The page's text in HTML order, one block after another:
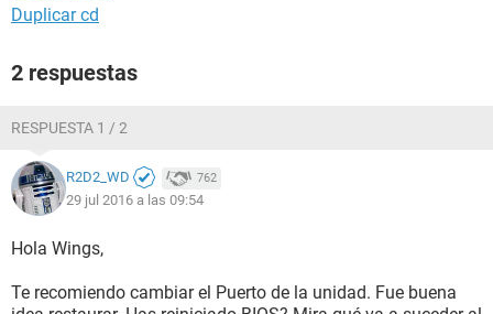
Duplicar cd
2 respuestas
RESPUESTA 1 / 2
R2D2_WD 762
29 jul 2016 a las 09:54
Hola Wings,
Te recomiendo cambiar el Puerto de la unidad. Fue buena